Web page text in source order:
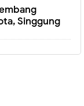
Singgung